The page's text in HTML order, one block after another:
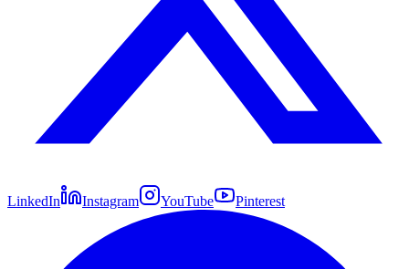
LinkedIn Instagram YouTube Pinterest